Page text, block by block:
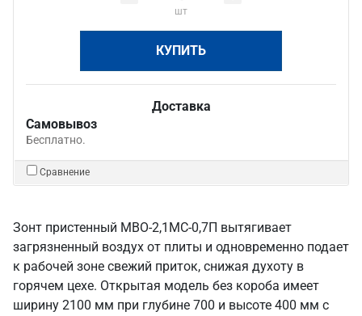
шт
КУПИТЬ
Доставка
Самовывоз
Бесплатно.
Сравнение
Зонт пристенный МВО-2,1МС-0,7П вытягивает
загрязненный воздух от плиты и одновременно подает
к рабочей зоне свежий приток, снижая духоту в
горячем цехе. Открытая модель без короба имеет
ширину 2100 мм при глубине 700 и высоте 400 мм с